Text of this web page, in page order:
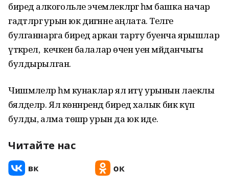
биредә алкогольле эчемлекләргә һәм башка начар
гадәтләргә урын юк дигәнне аңлата. Теләге
булганнарга биредә аркан тарту буенча ярышлар
үткәрелә, ә кечкенә балалар өчен уен мәйданчыгы
булдырылган.
Чишмәлеләр һәм кунаклар ял итү урынын лаеклы
бәяләделәр. Ял көннәрендә биредә халык бик күп
булды, алма төшәр урын да юк иде.
Читайте нас